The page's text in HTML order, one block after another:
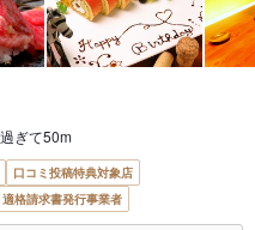
ぎて50m
口コミ投稿特典対象店
適格請求書発行事業者